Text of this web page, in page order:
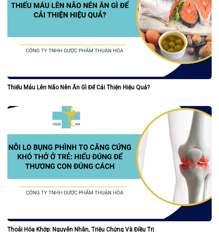
Thiếu Máu Lên Não Nên Ăn Gì Để Cải Thiện Hiệu Quả?
Thoái Hóa Khớp: Nguyên Nhân, Triệu Chứng Và Điều Trị